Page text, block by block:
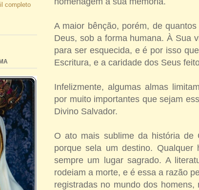
A maior bênção, porém, de
Deus, sob a forma humana. À Sua
para ser esquecida, e é por isso
Escritura, e a caridade dos Seus
Infelizmente, algumas almas
por muito importantes que sejam
Divino Salvador.
O ato mais sublime da história
porque sela um destino.
sempre um lugar sagrado. A
rodeiam a morte, e é essa a razão
registradas no mundo dos
completo